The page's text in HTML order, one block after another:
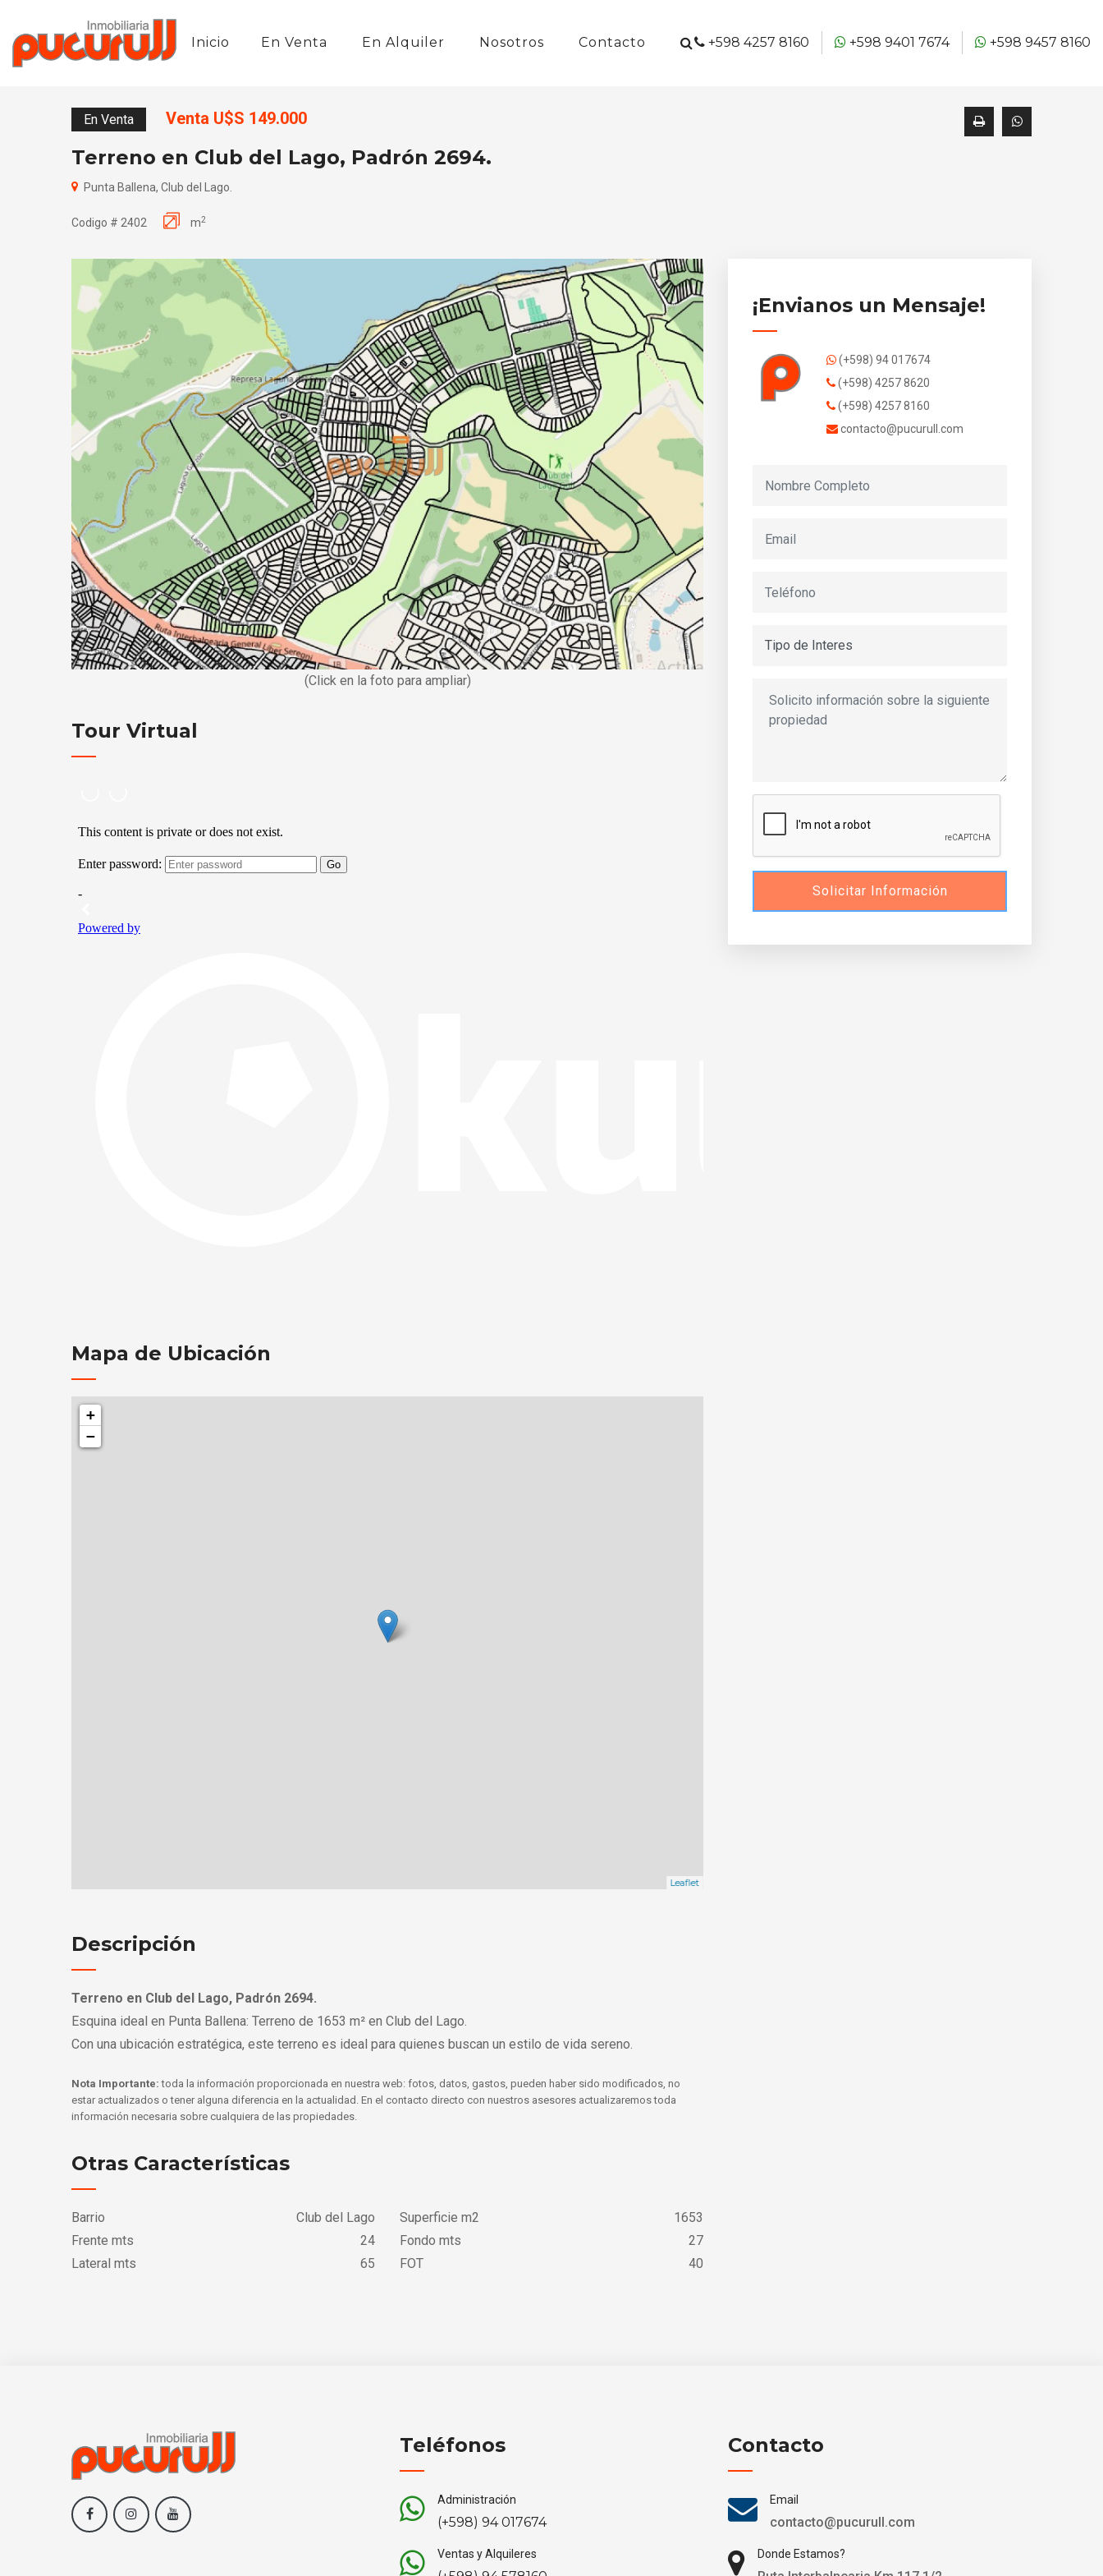
Inicio En Venta En Alquiler Nosotros Contacto +598 4257 8160 +598 9401 7674 +598 9457 8160
En Venta Venta U$S 149.000
Terreno en Club del Lago, Padrón 2694.
Punta Ballena, Club del Lago.
Codigo # 2402 m2
(Click en la foto para ampliar)
Tour Virtual
Mapa de Ubicación
+
−
Leaflet
Descripción
Terreno en Club del Lago, Padrón 2694.
Esquina ideal en Punta Ballena: Terreno de 1653 m² en Club del Lago.
Con una ubicación estratégica, este terreno es ideal para quienes buscan un estilo de vida sereno.
Nota Importante:toda la información proporcionada en nuestra web: fotos, datos, gastos, pueden haber sido modificados, no
estar actualizados o tener alguna diferencia en la actualidad. En el contacto directo con nuestros asesores actualizaremos toda
información necesaria sobre cualquiera de las propiedades.
Otras Características
Barrio Club del Lago Superficie m2
1653
Frente mts
24 Fondo mts
27
Lateral mts
65 FOT 40
¡Envianos un Mensaje!
(+598) 94 017674
(+598) 4257 8620
(+598) 4257 8160
contacto@pucurull.com
Solicitar Información
Teléfonos
Administración
(+598) 94 017674
Ventas y Alquileres
Contacto
Email
contacto@pucurull.com
Donde Estamos?